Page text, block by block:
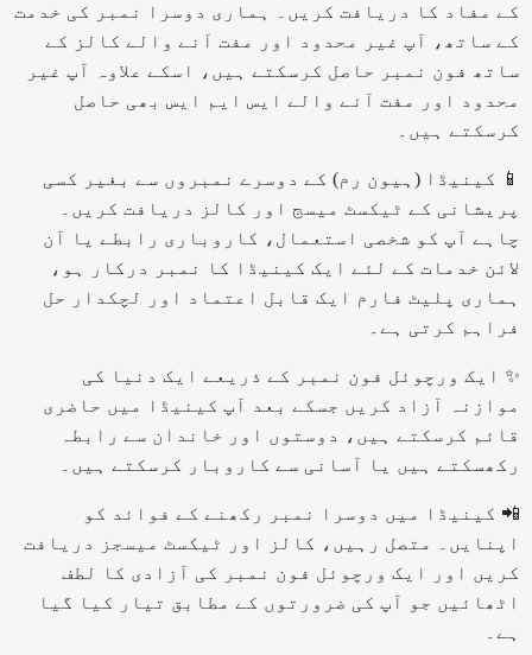
کے مفاد کا دریافت کریں۔ ہماری دوسرا نمبر کی خدمت
کے ساتھ، آپ غیر محدود اور مفت آنے والے کالز کے
ساتھ فون نمبر حاصل کرسکتے ہیں، اسکے علاوہ آپ غیر
محدود اور مفت آنے والے ایس ایم ایس بھی حاصل
کرسکتے ہیں۔
📱 کینیڈا (ہیون رم) کے دوسرے نمبروں سے بغیر کسی
پریشانی کے ٹیکسٹ میسج اور کالز دریافت کریں۔
چاہے آپ کو شخصی استعمال، کاروباری رابطے یا آن
لائن خدمات کے لئے ایک کینیڈا کا نمبر درکار ہو،
ہماری پلیٹ فارم ایک قابل اعتماد اور لچکدار حل
فراہم کرتی ہے۔
✨ ایک ورچوئل فون نمبر کے ذریعے ایک دنیا کی
موازنہ آزاد کریں جسکے بعد آپ کینیڈا میں حاضری
قائم کرسکتے ہیں، دوستوں اور خاندان سے رابطہ
رکھسکتے ہیں یا آسانی سے کاروبار کرسکتے ہیں۔
📲 کینیڈا میں دوسرا نمبر رکھنے کے فوائد کو
اپنایں۔ متصل رہیں، کالز اور ٹیکسٹ میسجز دریافت
کریں اور ایک ورچوئل فون نمبر کی آزادی کا لطف
اٹھائیں جو آپ کی ضرورتوں کے مطابق تیار کیا گیا
ہے۔